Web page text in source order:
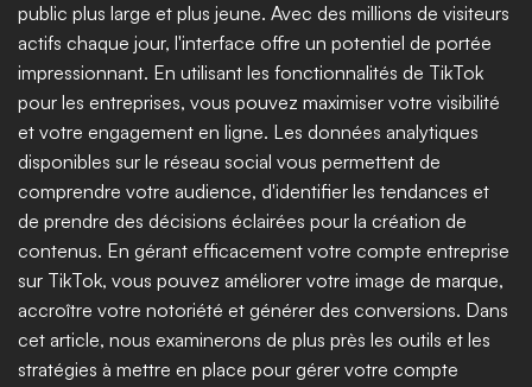
public plus large et plus jeune. Avec des millions de visiteurs
actifs chaque jour, l'interface offre un potentiel de portée
impressionnant. En utilisant les fonctionnalités de TikTok
pour les entreprises, vous pouvez maximiser votre visibilité
et votre engagement en ligne. Les données analytiques
disponibles sur le réseau social vous permettent de
comprendre votre audience, d'identifier les tendances et
de prendre des décisions éclairées pour la création de
contenus. En gérant efficacement votre compte entreprise
sur TikTok, vous pouvez améliorer votre image de marque,
accroître votre notoriété et générer des conversions. Dans
cet article, nous examinerons de plus près les outils et les
stratégies à mettre en place pour gérer votre compte